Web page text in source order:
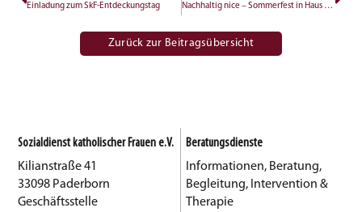
Einladung zum SkF-Entdeckungstag Nachhaltig nice – Sommerfest in Haus Widey
Zurück zur Beitragsübersicht
Sozialdienst katholischer Frauen e.V.
Kilianstraße 41
33098 Paderborn
Geschäftsstelle
Beratungsdienste
Informationen, Beratung,
Begleitung, Intervention &
Therapie